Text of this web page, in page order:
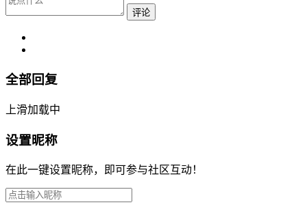
评论
全部回复
上滑加载中
设置昵称
在此一键设置昵称，即可参与社区互动！